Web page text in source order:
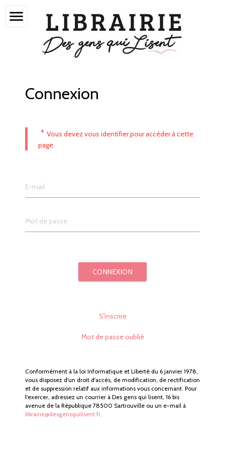
menu
Connexion
* Vous devez vous identifier pour accéder à cette
page.
CONNEXION
S'inscrire
Mot de passe oublié
Conformément à la loi Informatique et Liberté du 6 janvier 1978,
vous disposez d'un droit d'accès, de modification, de rectification
et de suppression relatif aux informations vous concernant. Pour
l'exercer, adressez un courrier à Des gens qui lisent, 16 bis
avenue de la République 78500 Sartrouville ou un e-mail à
librairie@desgensquilisent.fr